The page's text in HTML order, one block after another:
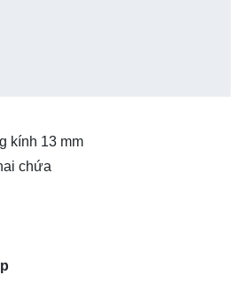
kính 13 mm
chứa